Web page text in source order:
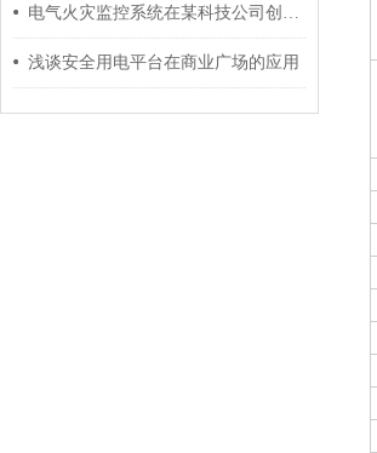
电气火灾监控系统在某科技公司创意园上的应用
浅谈安全用电平台在商业广场的应用